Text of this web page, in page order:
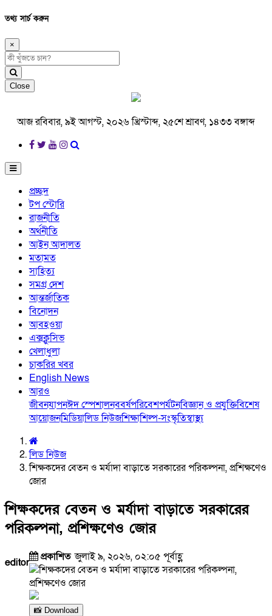
তথ্য সার্চ করুন
×
Close
আজ রবিবার, ৯ই আগস্ট, ২০২৬ খ্রিস্টাব্দ, ২৫শে শ্রাবণ, ১৪৩৩ বঙ্গাব্দ
প্রচ্ছদ
টপ স্টোরি
রাজনীতি
অর্থনীতি
আইন আদালত
মতামত
সাহিত্য
সমগ্র দেশ
আন্তর্জাতিক
বিনোদন
আবহওয়া
এক্সক্লুসিভ
খেলাধুলা
চাকরির খবর
English News
আরও
জীবনযাপনঈদ স্পেশালনববর্ষপরিবেশপর্যটনবিজ্ঞান ও প্রযুক্তিবিশেষ
আয়োজনমিডিয়ালিড নিউজশিক্ষাশিল্প-সংস্কৃতিস্বাস্থ্য
লিড নিউজ
শিক্ষকদের বেতন ও মর্যাদা বাড়াতে সরকারের পরিকল্পনা, প্রশিক্ষণেও
জোর
শিক্ষকদের বেতন ও মর্যাদা বাড়াতে সরকারের
পরিকল্পনা, প্রশিক্ষণেও জোর
editor প্রকাশিতজুলাই ৯, ২০২৬, ০২:০৫ পূর্বাহ্ণ
📸 Download